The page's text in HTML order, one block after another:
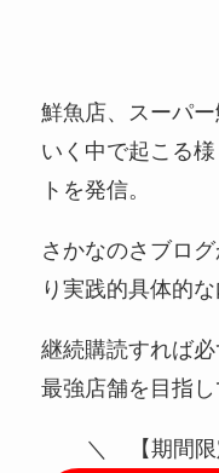
鮮魚店、スーパ
いく中で起こる
トを発信。
さかなのさブロ
り実践的具体的
継続購読すれば
最強店舗を目指
＼ 【期間限